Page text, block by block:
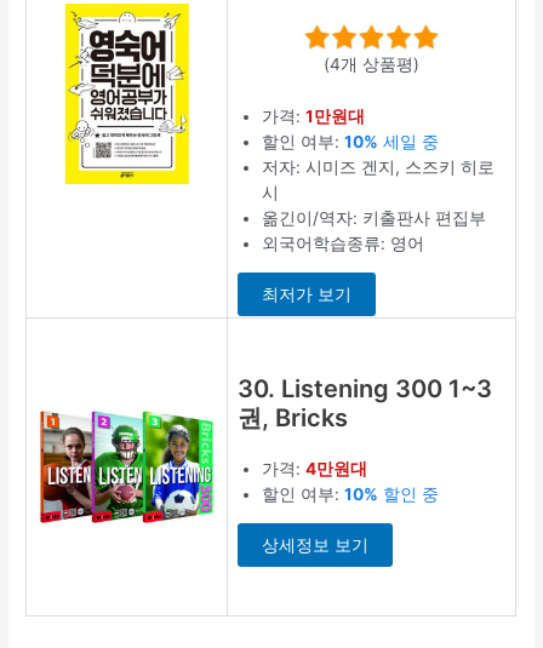
(4개 상품평)
가격:1만원대
할인 여부:10% 세일 중
저자: 시미즈 겐지, 스즈키 히로
시
옮긴이/역자: 키출판사 편집부
외국어학습종류: 영어
최저가 보기
30. Listening 300 1~3
권, Bricks
가격:4만원대
할인 여부:10% 할인 중
상세정보 보기